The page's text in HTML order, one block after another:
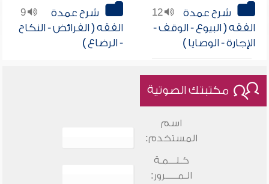
12
شرح عمدة
الفقه ( البيوع - الوقف -
الإجارة - الوصايا )
9
شرح عمدة
الفقه ( الفرائض - النكاح
- الرضاع )
مكتبتك الصوتية
اسم
المستخدم:
كـلـــمـة
الـمـــــرور: